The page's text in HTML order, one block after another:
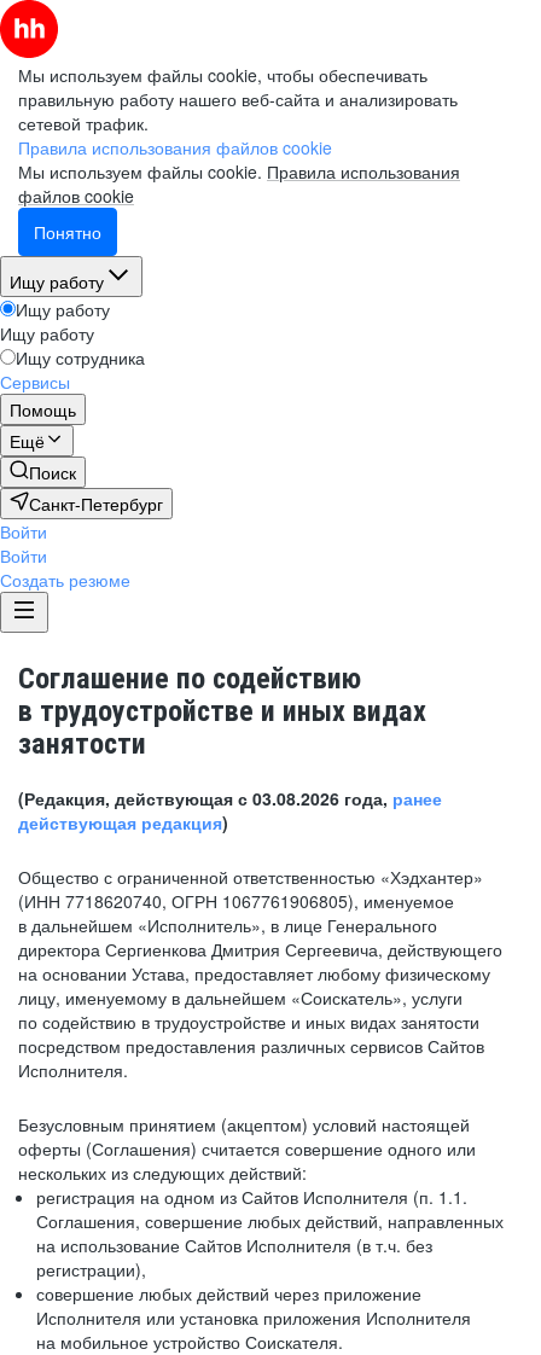
Мы используем файлы cookie, чтобы обеспечивать
правильную работу нашего веб-сайта и анализировать
сетевой трафик.
Правила использования файлов cookie
Мы используем файлы cookie. Правила использования
файлов cookie
Понятно
Ищу работу
Ищу работу
Ищу работу
Ищу сотрудника
Сервисы
Помощь
Ещё
Поиск
Санкт-Петербург
Войти
Войти
Создать резюме
Соглашение по содействию
в трудоустройстве и иных видах
занятости
(Редакция, действующая с 03.08.2026 года, ранее
действующая редакция)
Общество с ограниченной ответственностью «Хэдхантер»
(ИНН 7718620740, ОГРН 1067761906805), именуемое
в дальнейшем «Исполнитель», в лице Генерального
директора Сергиенкова Дмитрия Сергеевича, действующего
на основании Устава, предоставляет любому физическому
лицу, именуемому в дальнейшем «Соискатель», услуги
по содействию в трудоустройстве и иных видах занятости
посредством предоставления различных сервисов Сайтов
Исполнителя.
Безусловным принятием (акцептом) условий настоящей
оферты (Соглашения) считается совершение одного или
нескольких из следующих действий:
регистрация на одном из Сайтов Исполнителя (п. 1.1.
Соглашения, совершение любых действий, направленных
на использование Сайтов Исполнителя (в т.ч. без
регистрации),
совершение любых действий через приложение
Исполнителя или установка приложения Исполнителя
на мобильное устройство Соискателя.